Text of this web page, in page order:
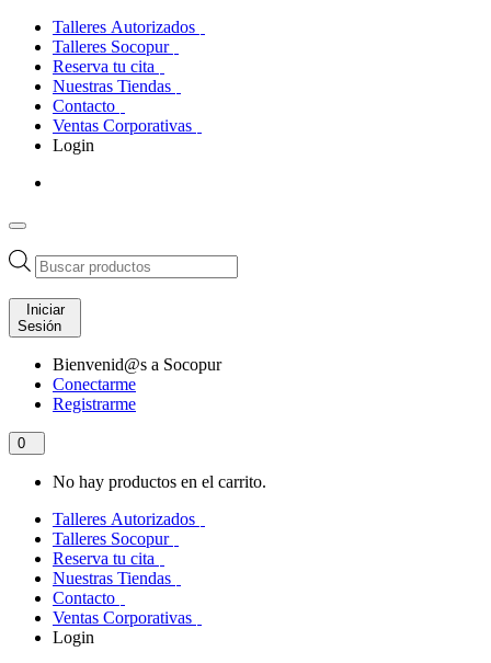
Talleres Autorizados
Talleres Socopur
Reserva tu cita
Nuestras Tiendas
Contacto
Ventas Corporativas
Login
Búsqueda
de
productos
Iniciar
Sesión
Bienvenid@s a Socopur
Conectarme
Registrarme
0
No hay productos en el carrito.
Talleres Autorizados
Talleres Socopur
Reserva tu cita
Nuestras Tiendas
Contacto
Ventas Corporativas
Login